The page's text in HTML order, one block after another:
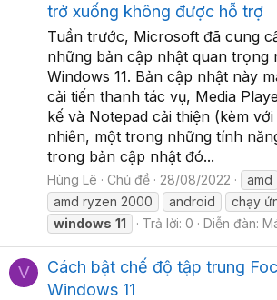
trở xuống không được hỗ trợ
Tuần trước, Microsoft đã cung
những bản cập nhật quan trọng
Windows 11. Bản cập nhật này
cải tiến thanh tác vụ, Media
kế và Notepad cải thiện (kèm
nhiên, một trong những tính
trong bản cập nhật đó...
Hùng Lê Chủ đề 28/08/2022 amd
amd ryzen 2000
android
chạy
windows 11 Trả lời: 0 Diễn đàn:
V
Cách bật chế độ tập trung
Windows 11